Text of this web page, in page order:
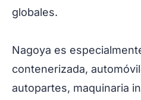
globales.
Nagoya es
contenerizada,
autopartes, maquinaria